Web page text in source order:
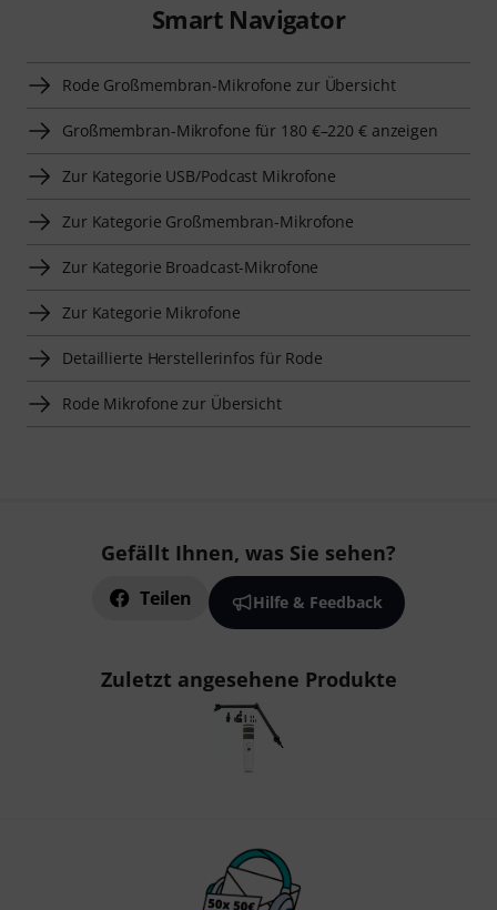
Smart Navigator
Rode Großmembran-Mikrofone zur Übersicht
Großmembran-Mikrofone für 180 €–220 € anzeigen
Zur Kategorie USB/Podcast Mikrofone
Zur Kategorie Großmembran-Mikrofone
Zur Kategorie Broadcast-Mikrofone
Zur Kategorie Mikrofone
Detaillierte Herstellerinfos für Rode
Rode Mikrofone zur Übersicht
Gefällt Ihnen, was Sie sehen?
Teilen Hilfe & Feedback
Zuletzt angesehene Produkte